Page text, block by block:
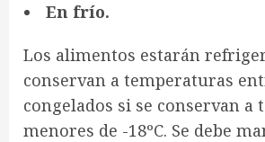
En frío.
Los alimentos estarán
conservan a temperaturas
congelados si se conservan a
menores de -18ºC. Se debe